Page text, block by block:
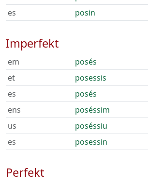
es
posin
Imperfekt
em
posés
et
posessis
es
posés
ens
poséssim
us
poséssiu
es
posessin
Perfekt